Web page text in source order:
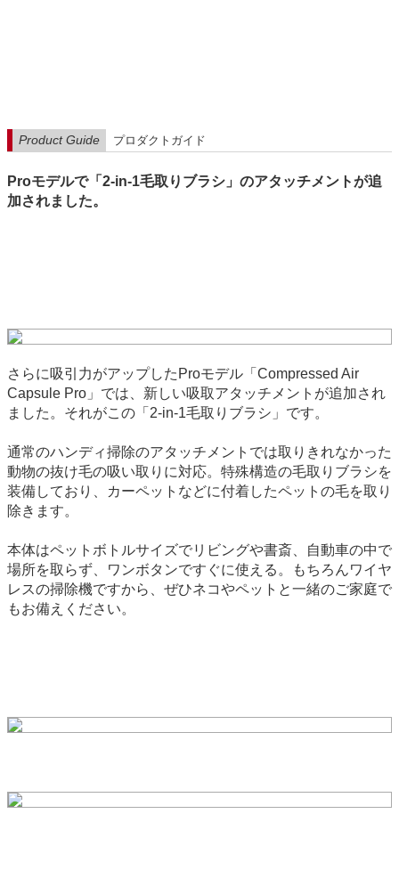
Product Guide プロダクトガイド
Proモデルで「2-in-1毛取りブラシ」のアタッチメントが追
加されました。
さらに吸引力がアップしたProモデル「Compressed Air
Capsule Pro」では、新しい吸取アタッチメントが追加され
ました。それがこの「2-in-1毛取りブラシ」です。
通常のハンディ掃除のアタッチメントでは取りきれなかった
動物の抜け毛の吸い取りに対応。特殊構造の毛取りブラシを
装備しており、カーペットなどに付着したペットの毛を取り
除きます。
本体はペットボトルサイズでリビングや書斎、自動車の中で
場所を取らず、ワンボタンですぐに使える。もちろんワイヤ
レスの掃除機ですから、ぜひネコやペットと一緒のご家庭で
もお備えください。